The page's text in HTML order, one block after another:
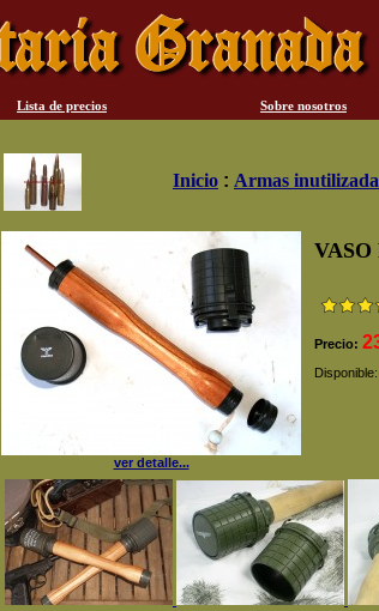
Lista de precios Sobre nosotros
Inicio : Armas
ver detalle...
Precio:
Disponible: